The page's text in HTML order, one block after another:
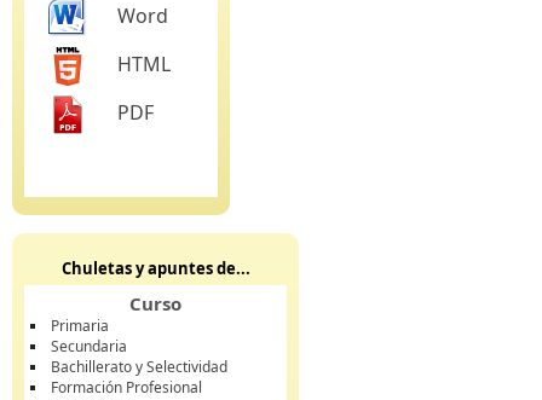
Word
HTML
PDF
Chuletas y apuntes de...
Curso
Primaria
Secundaria
Bachillerato y Selectividad
Formación Profesional